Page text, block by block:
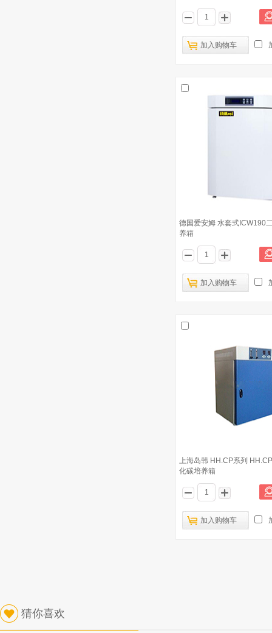
加入购物车
德国爱安姆 水套式ICW190
养箱
加入购物车
上海岛韩 HH.CP系列
化碳培养箱
加入购物车
猜你喜欢